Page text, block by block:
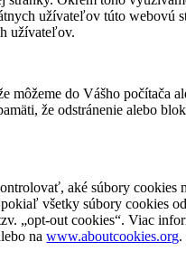
užívateľov túto webovú
užívateľov.
môžeme do Vášho
že odstránenie alebo
aké súbory
všetky súbory cookies
„opt-out cookies“. Viac
nawww.aboutcookies.org.